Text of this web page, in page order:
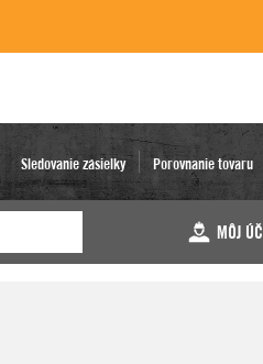
Sledovanie zásielky Porovnanie tovaru
MÔJ